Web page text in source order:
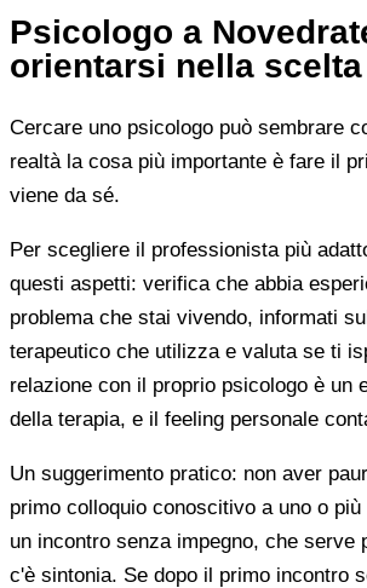
Psicologo a
orientarsi nella scelta
Cercare uno psicologo può sembrare
realtà la cosa più importante è fare il
viene da sé.
Per scegliere il professionista più
questi aspetti: verifica che abbia
problema che stai vivendo, informati
terapeutico che utilizza e valuta se ti
relazione con il proprio psicologo è un
della terapia, e il feeling personale
Un suggerimento pratico: non aver
primo colloquio conoscitivo a uno o
un incontro senza impegno, che serve
c'è sintonia. Se dopo il primo incontro